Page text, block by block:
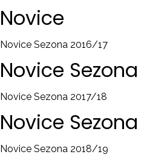
Novice
Novice Sezona 2016/17
Novice Sezona
Novice Sezona 2017/18
Novice Sezona
Novice Sezona 2018/19